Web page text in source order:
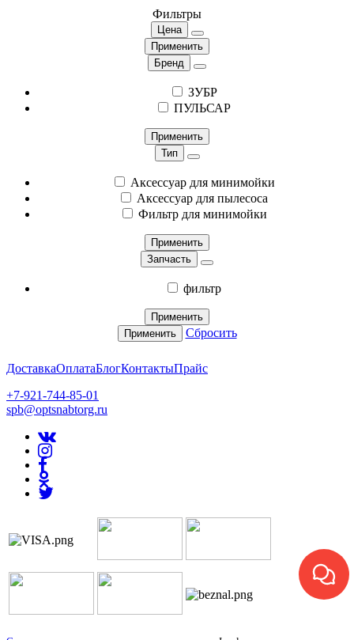
Фильтры
Цена
Применить
Бренд
ЗУБР
ПУЛЬСАР
Применить
Тип
Аксессуар для минимойки
Аксессуар для пылесоса
Фильтр для минимойки
Применить
Запчасть
фильтр
Применить
Применить
Сбросить
ДоставкаОплатаБлогКонтактыПрайс
+7-921-744-85-01
spb@optsnabtorg.ru